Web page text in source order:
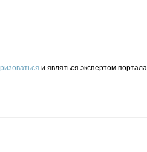
и являться экспертом портала